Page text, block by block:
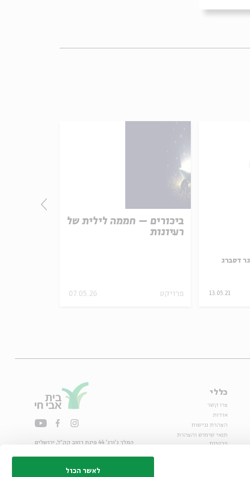
לאשר הכול
ביכורים – חממה לילית של
רעיונות
פרויקט 07.05.26 13.05.21
כללי
צרו קשר
אודות
הצהרת נגישות
תנאי שימוש והצהרת
פרטיות
המלך ג'ורג' 44 פינת רחוב קק״ל, ירושלים